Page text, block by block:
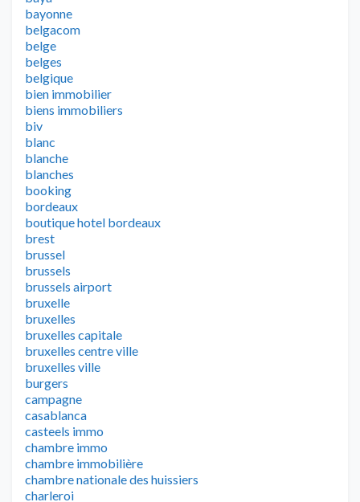
bayonne
belgacom
belge
belges
belgique
bien immobilier
biens immobiliers
biv
blanc
blanche
blanches
booking
bordeaux
boutique hotel bordeaux
brest
brussel
brussels
brussels airport
bruxelle
bruxelles
bruxelles capitale
bruxelles centre ville
bruxelles ville
burgers
campagne
casablanca
casteels immo
chambre immo
chambre immobilière
chambre nationale des huissiers
charleroi